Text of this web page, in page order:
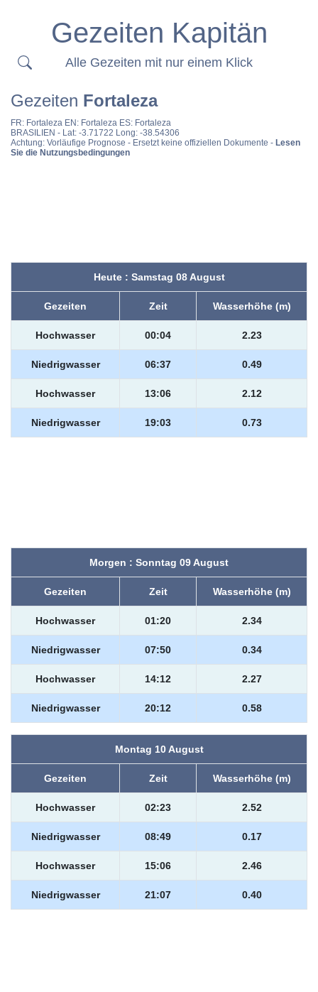
Gezeiten Kapitän
Alle Gezeiten mit nur einem Klick
Gezeiten Fortaleza
FR: Fortaleza EN: Fortaleza ES: Fortaleza
BRASILIEN - Lat: -3.71722 Long: -38.54306
Achtung: Vorläufige Prognose - Ersetzt keine offiziellen Dokumente - Lesen
Sie die Nutzungsbedingungen
Heute : Samstag 08 August
Gezeiten Zeit Wasserhöhe (m)
Hochwasser 00:04 2.23
Niedrigwasser 06:37 0.49
Hochwasser 13:06 2.12
Niedrigwasser 19:03 0.73
Morgen : Sonntag 09 August
Gezeiten Zeit Wasserhöhe (m)
Hochwasser 01:20 2.34
Niedrigwasser 07:50 0.34
Hochwasser 14:12 2.27
Niedrigwasser 20:12 0.58
Montag 10 August
Gezeiten Zeit Wasserhöhe (m)
Hochwasser 02:23 2.52
Niedrigwasser 08:49 0.17
Hochwasser 15:06 2.46
Niedrigwasser 21:07 0.40